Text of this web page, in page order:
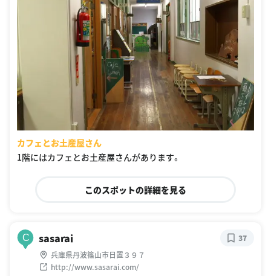
カフェとお土産屋さん
1階にはカフェとお土産屋さんがあります。
このスポットの詳細を見る
C sasarai
兵庫県丹波篠山市日置３９７
http://www.sasarai.com/
37